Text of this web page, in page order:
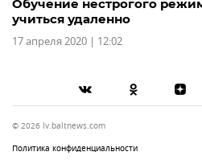
Обучение нестрогого
учиться удаленно
17 апреля 2020 | 12:02
© 2026 lv.baltnews.com
Политика конфиденциальности